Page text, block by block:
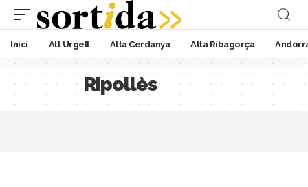
Inici Alt Urgell Alta Cerdanya Alta Ribagorça
Ripollès